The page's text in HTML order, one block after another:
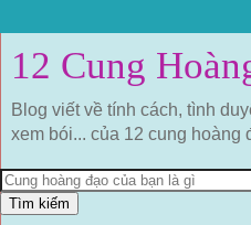
12 Cung
Blog viết về tính cách, tình
xem bói... của 12 cung hoàng